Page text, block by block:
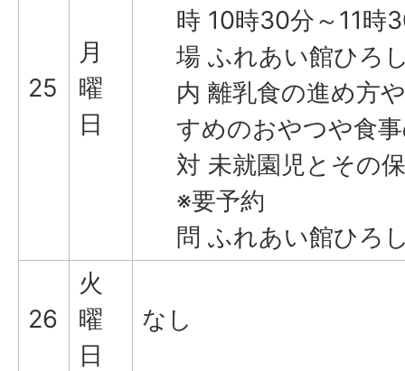
25
月
曜
日
時 10時30分～11時
場 ふれあい館ひろ
内 離乳食の進め方
すめのおやつや食
対 未就園児とその
※要予約
問 ふれあい館ひろ
26
火
曜
日
なし